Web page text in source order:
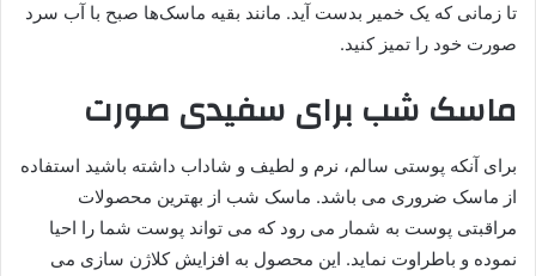
تا زمانی که یک خمیر بدست آید. مانند بقیه ماسک‌ها صبح با آب سرد
صورت خود را تمیز کنید.
ماسک شب برای سفیدی صورت
برای آنکه پوستی سالم، نرم و لطیف و شاداب داشته باشید استفاده
از ماسک ضروری می باشد. ماسک شب از بهترین محصولات
مراقبتی پوست به شمار می رود که می تواند پوست شما را احیا
نموده و باطراوت نماید. این محصول به افزایش کلاژن سازی می